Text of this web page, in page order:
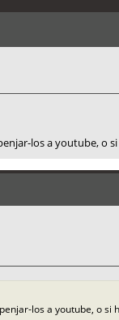
los a youtube, o
los a youtube, o si